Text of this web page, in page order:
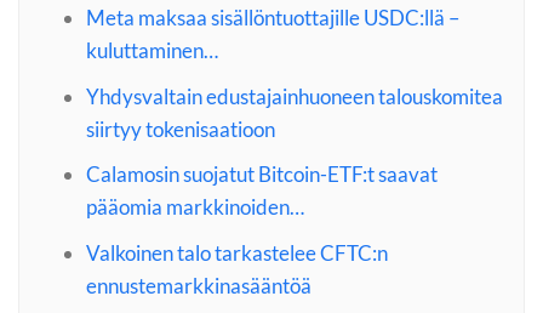
Meta maksaa sisällöntuottajille USDC:llä –
kuluttaminen…
Yhdysvaltain edustajainhuoneen talouskomitea
siirtyy tokenisaatioon
Calamosin suojatut Bitcoin-ETF:t saavat
pääomia markkinoiden…
Valkoinen talo tarkastelee CFTC:n
ennustemarkkinasääntöä